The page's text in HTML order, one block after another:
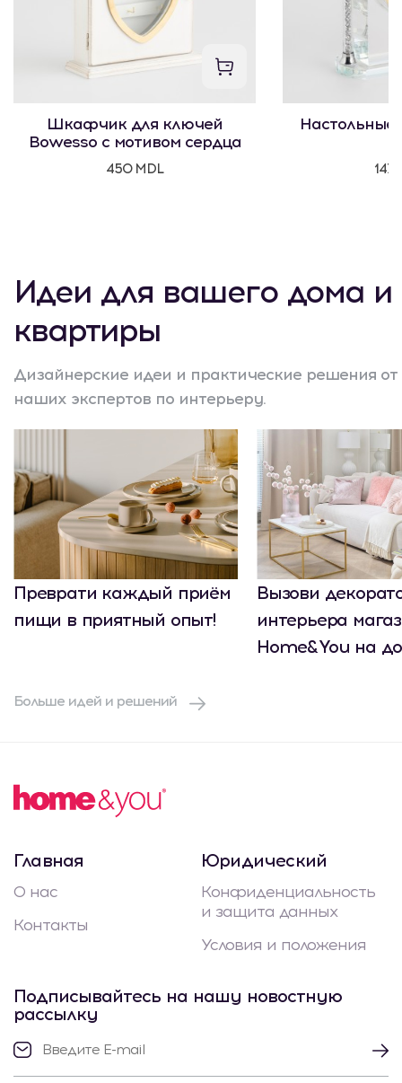
Шкафчик для ключей
Bowesso с мотивом сердца
450 MDL
Настольные
Идеи для вашего дома и
квартиры
Дизайнерские идеи и практические решения от
наших экспертов по интерьеру.
Преврати каждый приём
пищи в приятный опыт!
Вызови
интерьера
Home&You на
Больше идей и решений
Главная
О нас
Контакты
Юридический
Конфиденциальность
и защита данных
Условия и положения
Подписывайтесь на нашу новостную
рассылку